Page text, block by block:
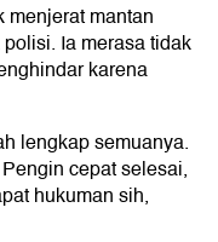
mantan
Ia merasa tidak
karena
lengkap semuanya.
cepat selesai,
hukuman sih,